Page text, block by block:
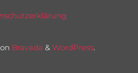
Bravada & WordPress.